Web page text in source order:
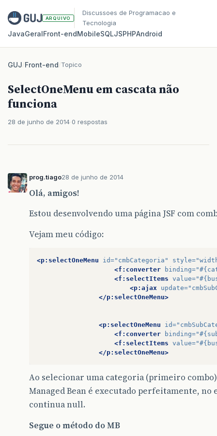
ARQUIVO
Discussoes de Programacao e
Tecnologia
JavaGeralFront‑endMobileSQLJSPHPAndroid
GUJ/Front-end/Topico
SelectOneMenu em cascata não
funciona
28 de junho de 2014 0 respostas
prog.tiago28 de junho de 2014
Olá, amigos!
Estou desenvolvendo uma página JSF com
Vejam meu código:
<p:selectOneMenu id="cmbCategoria" style=
<f:converter
binding=
<f:selectItems value=
<p:ajax update=
</p:selectOneMenu>
<p:selectOneMenu id=
<f:converter
binding=
<f:selectItems value=
</p:selectOneMenu>
Ao selecionar uma categoria (primeiro
Managed Bean é executado perfeitamente,
continua null.
Segue o método do MB